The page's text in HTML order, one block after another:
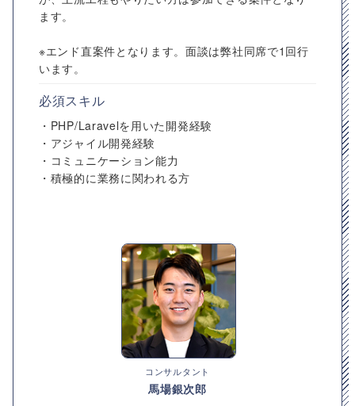
ます。
※エンド直案件となります。面談は弊社同席で1回行
います。
必須スキル
・PHP/Laravelを用いた開発経験
・アジャイル開発経験
・コミュニケーション能力
・積極的に業務に関われる方
コンサルタント
馬場銀次郎